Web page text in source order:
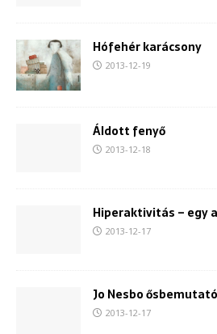
Hófehér karácsony
2013-12-19
Áldott fenyő
2013-12-18
Hiperaktivitás – egy
2013-12-17
Jo Nesbo
2013-12-17